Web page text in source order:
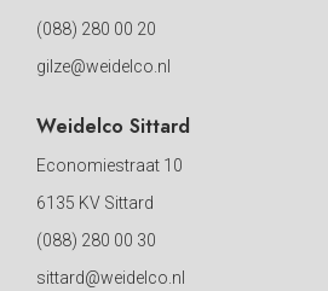
(088) 280 00 20
gilze@weidelco.nl
Weidelco Sittard
Economiestraat 10
6135 KV Sittard
(088) 280 00 30
sittard@weidelco.nl